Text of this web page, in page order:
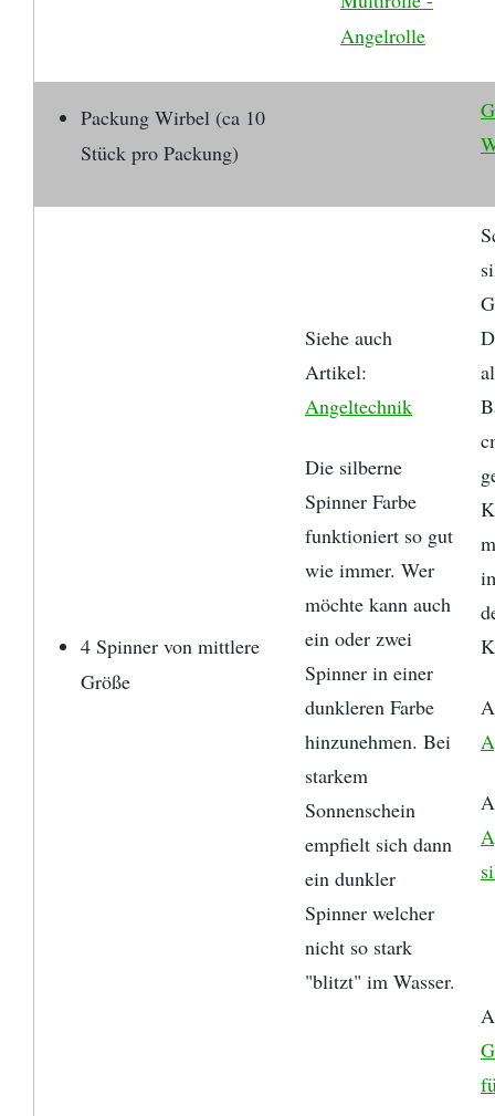
Angelrolle
Packung Wirbel (ca 10
Stück pro Packung)
4 Spinner von mittlere
Größe
Siehe auch
Artikel:
Angeltechnik
Die silberne
Spinner Farbe
funktioniert so gut
wie immer. Wer
möchte kann auch
ein oder zwei
Spinner in einer
dunkleren Farbe
hinzunehmen. Bei
starkem
Sonnenschein
empfielt sich dann
ein dunkler
Spinner welcher
nicht so stark
"blitzt" im Wasser.